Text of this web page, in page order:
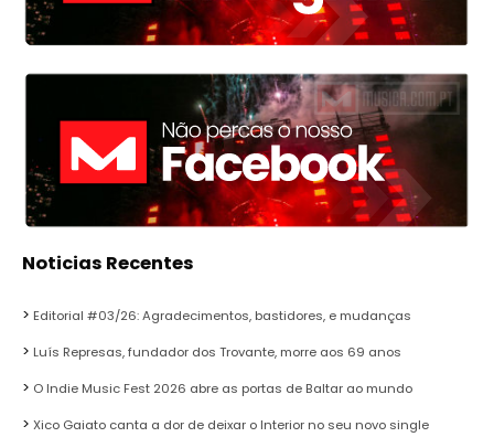
Noticias Recentes
Editorial #03/26: Agradecimentos, bastidores, e mudanças
Luís Represas, fundador dos Trovante, morre aos 69 anos
O Indie Music Fest 2026 abre as portas de Baltar ao mundo
Xico Gaiato canta a dor de deixar o Interior no seu novo single